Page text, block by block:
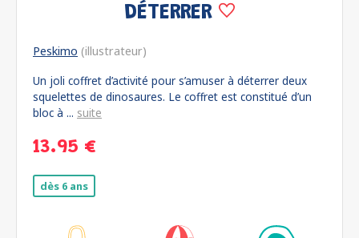
DÉTERRER
Peskimo (illustrateur)
Un joli coffret d’activité pour s’amuser à déterrer deux
squelettes de dinosaures. Le coffret est constitué d’un
bloc à ... suite
13.95 €
dès 6 ans